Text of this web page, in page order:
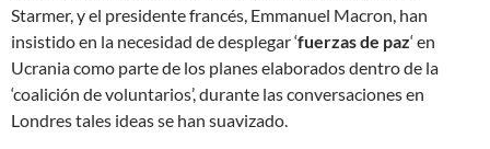
Starmer, y el presidente francés, Emmanuel Macron, han
insistido en la necesidad de desplegar ‘fuerzas de paz‘ en
Ucrania como parte de los planes elaborados dentro de la
‘coalición de voluntarios’, durante las conversaciones en
Londres tales ideas se han suavizado.